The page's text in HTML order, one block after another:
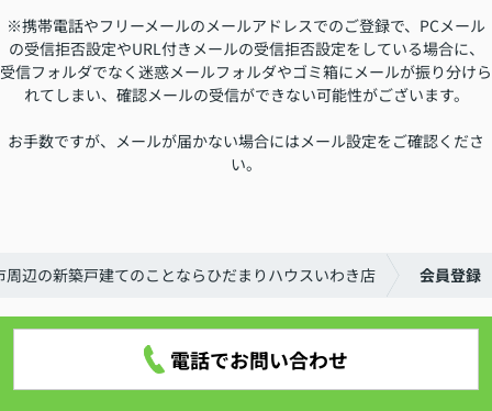
※携帯電話やフリーメールのメールアドレスでのご登録で、PCメール
の受信拒否設定やURL付きメールの受信拒否設定をしている場合に、
受信フォルダでなく迷惑メールフォルダやゴミ箱にメールが振り分けら
れてしまい、確認メールの受信ができない可能性がございます。
お手数ですが、メールが届かない場合にはメール設定をご確認くださ
い。
周辺の新築戸建てのことならひだまりハウスいわき店 会員登録
電話でお問い合わせ